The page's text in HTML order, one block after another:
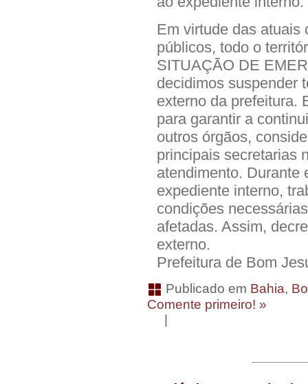
Em virtude das atuais
públicos, todo o
SITUAÇÃO DE
decidimos suspender
externo da prefeitura.
para garantir a
outros órgãos,
principais secretarias
atendimento. Durante
expediente interno,
condições
afetadas. Assim,
externo.
Prefeitura de Bom
Publicado em Bahia,
Comente primeiro! »
|